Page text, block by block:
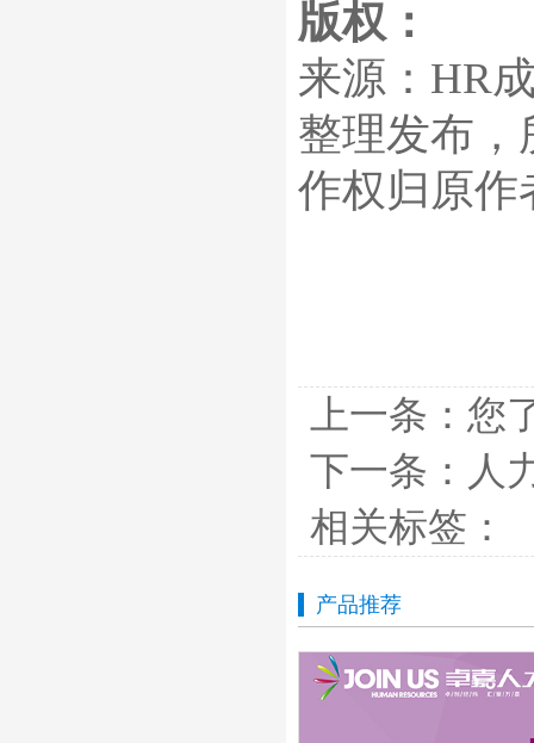
版权：
来源： HR
整理发布，
作权归原作
上一条： 您
下一条： 人
相关标签：
产品推荐